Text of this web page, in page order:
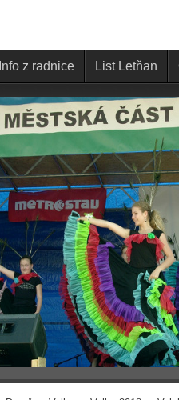
Info z radnice List Letňan